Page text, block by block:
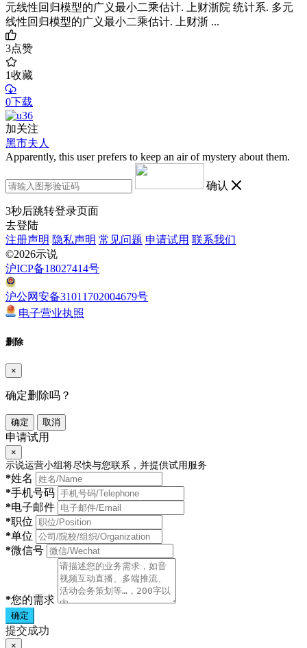
元线性回归模型的广义最小二乘估计. 上财浙院 统计系. 多元
线性回归模型的广义最小二乘估计. 上财浙 ...
3点赞
1收藏
0下载
加关注
黑市夫人
Apparently, this user prefers to keep an air of mystery about them.
确认
3秒后跳转登录页面
去登陆
注册声明 隐私声明 常见问题 申请试用 联系我们
©2026示说
沪ICP备18027414号
沪公网安备31011702004679号
电子营业执照
删除
×
确定删除吗？
确定 取消
申请试用
×
示说运营小组将尽快与您联系，并提供试用服务
*姓名
*手机号码
*电子邮件
*职位
*单位
*微信号
*您的需求
确定
提交成功
×